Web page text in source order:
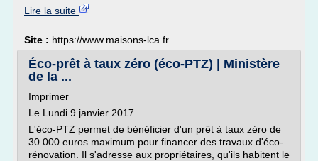
Lire la suite
Site : https://www.maisons-lca.fr
Éco-prêt à taux zéro (éco-PTZ) | Ministère
de la ...
Imprimer
Le Lundi 9 janvier 2017
L'éco-PTZ permet de bénéficier d'un prêt à taux zéro de
30 000 euros maximum pour financer des travaux d'éco-
rénovation. Il s'adresse aux propriétaires, qu'ils habitent le